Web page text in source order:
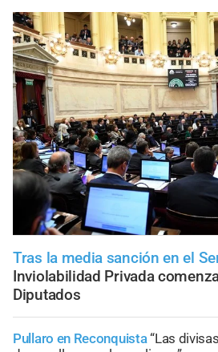
Tras la media sanción en el
Inviolabilidad Privada
Diputados
Pullaro en Reconquista“Las